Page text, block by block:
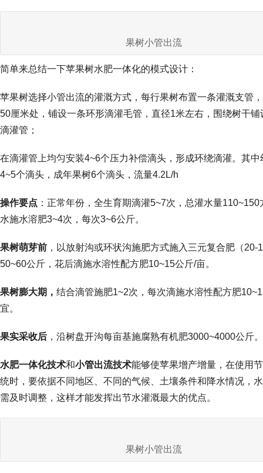
果树小管出流
简单来总结一下苹果树水肥一体化的模式设计：
苹果树选择小管出流的灌溉方式，每行果树布置一条灌溉支管
50厘米处，铺设一条环形滴灌毛管，直径1米左右，围绕树干铺
滴灌管；
在滴灌管上均匀安装4~6个压力补偿滴头，形成环绕滴灌。其中
4~5个滴头，成年果树6个滴头，流量4.2L/h
操作要点 ：正常年份，全生育期滴灌5~7次，总灌水量110~150
水施水溶肥3~4次，每次3~6公斤。
果树萌芽前 ，以放射沟或环状沟施肥方式施入三元复合肥（20-
50~60公斤，花后滴施水溶性配方肥10~15公斤/亩。
果树膨大期， 结合滴管施肥1~2次，每次滴施水溶性配方肥
宜。
果实采收后 ，沿树盘开沟每亩基施腐熟有机肥3000~4000公斤。
水肥一体化技术和小管出流技术能够使苹果增产增量，在使用
统时，要依据不同地区、不同的气候、土壤条件和降水情况，
需及时调整，这样才能发挥出节水灌溉最大的优点。
果树小管出流